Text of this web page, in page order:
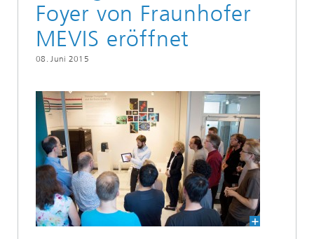
Foyer von Fraunhofer
MEVIS eröffnet
08. Juni 2015